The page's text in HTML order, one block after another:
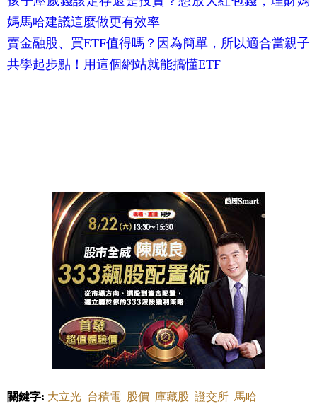
媽馬哈建議這麼做更有效率
賣金融股、買ETF值得嗎？因為簡單，所以適合當親子
共學起步點！用這個網站就能搞懂ETF
關鍵字: 大立光 台積電 股價 庫藏股 證交所 馬哈